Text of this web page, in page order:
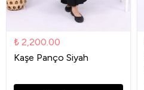
₺ 2,200.00
Kaşe Panço Siyah